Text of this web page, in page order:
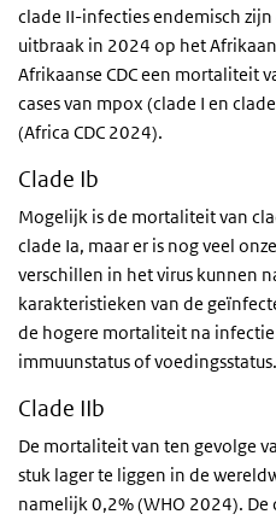
clade II-infecties endemisch
uitbraak in 2024 op het
Afrikaanse CDC een mortaliteit
cases van mpox (clade I en
(Africa CDC 2024).
Clade Ib
Mogelijk is de mortaliteit van
clade Ia, maar er is nog veel
verschillen in het virus kunnen
karakteristieken van de
de hogere mortaliteit na
immuunstatus of voedingsstatus.
Clade IIb
De mortaliteit van ten gevolge
stuk lager te liggen in de
namelijk 0,2% (WHO 2024). De